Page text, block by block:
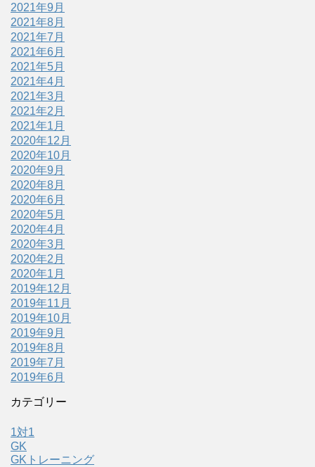
2021年9月
2021年8月
2021年7月
2021年6月
2021年5月
2021年4月
2021年3月
2021年2月
2021年1月
2020年12月
2020年10月
2020年9月
2020年8月
2020年6月
2020年5月
2020年4月
2020年3月
2020年2月
2020年1月
2019年12月
2019年11月
2019年10月
2019年9月
2019年8月
2019年7月
2019年6月
カテゴリー
1対1
GK
GKトレーニング